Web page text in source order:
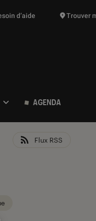
de produits vont vous
d’aide Trouver
AGENDA
Flux RSS